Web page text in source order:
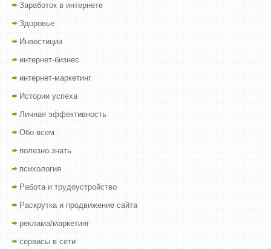
Заработок в интернете
Здоровье
Инвестиции
интернет-бизнес
интернет-маркетинг
Истории успеха
Личная эффективность
Обо всем
полезно знать
психология
Работа и трудоустройство
Раскрутка и продвижение сайта
реклама/маркетинг
сервисы в сети